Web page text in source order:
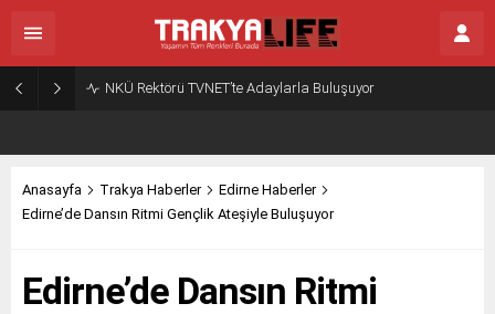
NKÜ Rektörü TVNET’te Adaylarla Buluşuyor
Anasayfa Trakya Haberler
Edirne Haberler
Edirne’de Dansın Ritmi Gençlik Ateşiyle Buluşuyor
Edirne’de Dansın Ritmi